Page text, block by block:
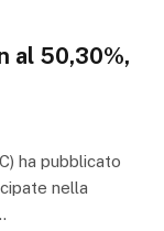
al 50,30%,
ha pubblicato
nella